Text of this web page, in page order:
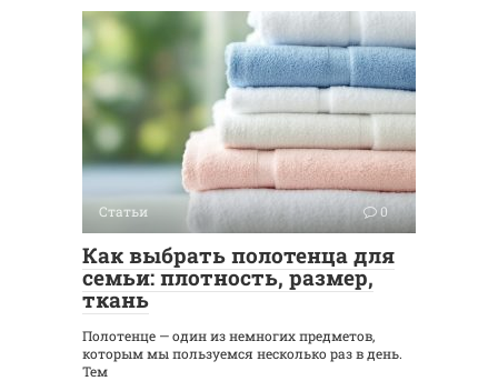
Статьи 0
Как выбрать полотенца для
семьи: плотность, размер,
ткань
Полотенце — один из немногих предметов,
которым мы пользуемся несколько раз в день.
Тем